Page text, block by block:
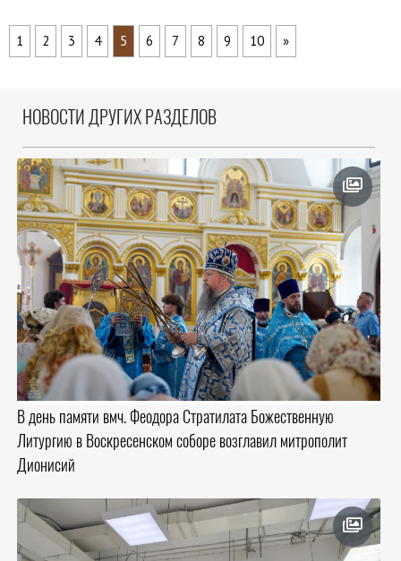
1 2 3 4 5 6 7 8 9 10 »
НОВОСТИ ДРУГИХ РАЗДЕЛОВ
В день памяти вмч. Феодора Стратилата Божественную
Литургию в Воскресенском соборе возглавил митрополит
Дионисий